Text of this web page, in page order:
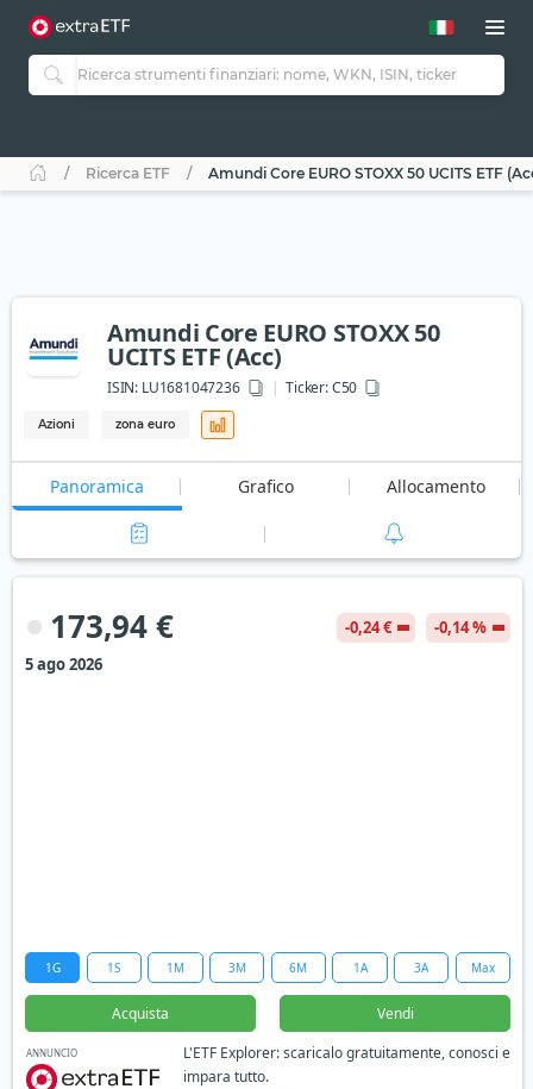
Ricerca ETF Amundi Core EURO STOXX 50 UCITS ETF
Amundi Core EURO STOXX 50
UCITS ETF (Acc)
ISIN: LU1681047236 Ticker:C50
Azioni zona euro
Panoramica Grafico Allocamento
173,94 € -0,24 €
-0,14 %
5 ago 2026
1G 1S 1M 3M 6M 1A 3A Max
Acquista Vendi
ANNUNCIO
L'ETF Explorer: scaricalo gratuitamente, conosci e
impara tutto.